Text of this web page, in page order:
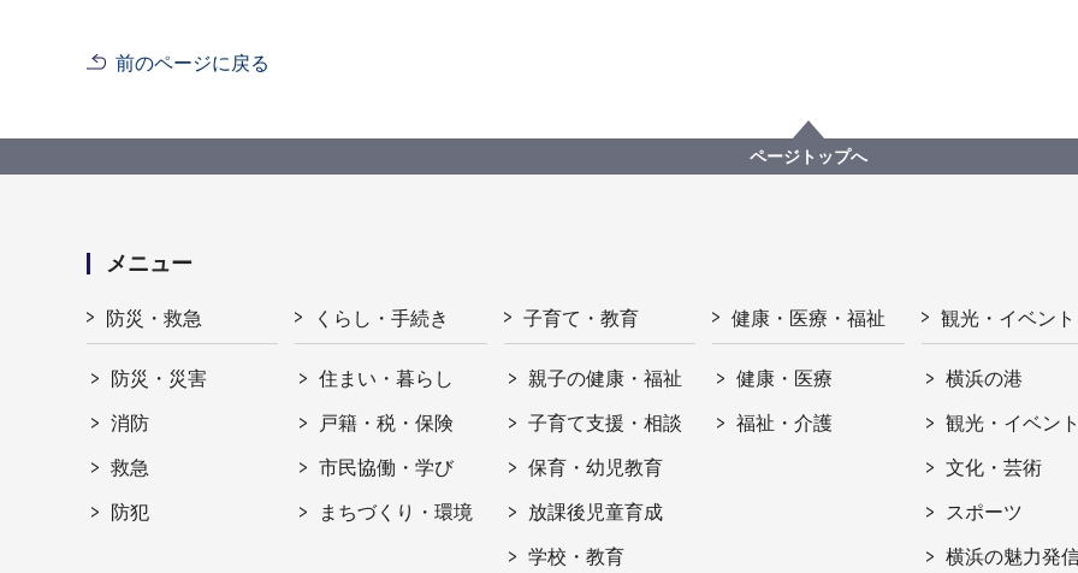
前のページに戻る
ページトップへ
メニュー
防災・救急
防災・災害
消防
救急
防犯
くらし・手続き
住まい・暮らし
戸籍・税・保険
市民協働・学び
まちづくり・環境
子育て・教育
親子の健康・福祉
子育て支援・相談
保育・幼児教育
放課後児童育成
学校・教育
健康・医療・福祉
健康・医療
福祉・介護
観光・イベント
横浜の港
観光・イベン
文化・芸術
スポーツ
横浜の魅力発